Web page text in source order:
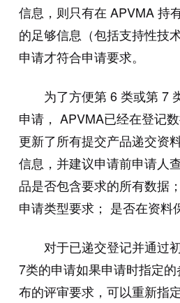
信息，则只有在 APVMA 持
的足够信息（包括支持性技
申请才符合申请要求。
为了方便第 6 类或第 7
申请， APVMA已经在登记
更新了所有提交产品递交资
信息，并建议申请前申请人
品是否包含要求的所有数据
申请类型要求； 是否在资料
对于已递交登记并通过
7类的申请如果申请时指定
布的评审要求，可以重新指